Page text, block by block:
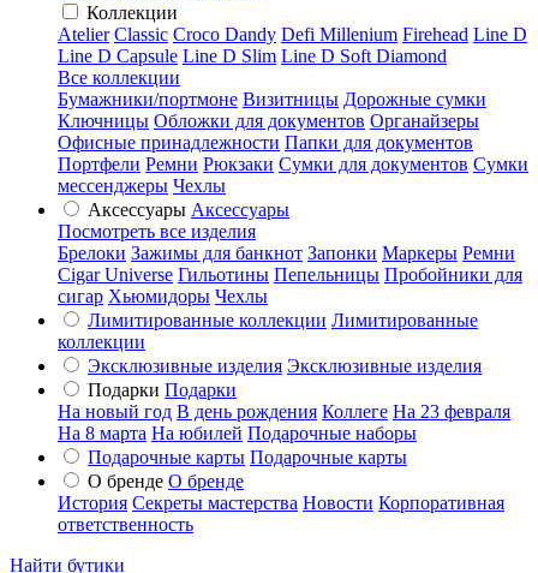
Коллекции
Atelier Classic Croco Dandy Defi Millenium Firehead Line D
Line D Capsule Line D Slim Line D Soft Diamond
Все коллекции
Бумажники/портмоне Визитницы Дорожные сумки
Ключницы Обложки для документов Органайзеры
Офисные принадлежности Папки для документов
Портфели Ремни Рюкзаки Сумки для документов Сумки
мессенджеры Чехлы
Аксессуары Аксессуары
Посмотреть все изделия
Брелоки Зажимы для банкнот Запонки Маркеры Ремни
Cigar Universe Гильотины Пепельницы Пробойники для
сигар Хьюмидоры Чехлы
Лимитированные коллекции Лимитированные
коллекции
Эксклюзивные изделия Эксклюзивные изделия
Подарки Подарки
На новый год В день рождения Коллеге На 23 февраля
На 8 марта На юбилей Подарочные наборы
Подарочные карты Подарочные карты
О бренде О бренде
История Секреты мастерства Новости Корпоративная
ответственность
Найти бутики